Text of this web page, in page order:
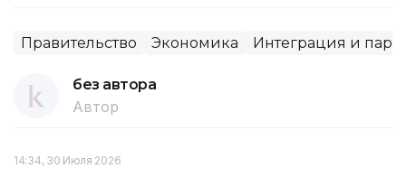
Правительство Экономика Интеграция и
без автора
Автор
14:34, 30 Июля 2026